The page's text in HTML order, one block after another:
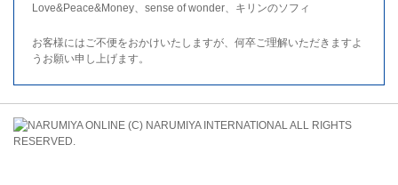
Love&Peace&Money、sense of wonder、キリンのソフィ
お客様にはご不便をおかけいたしますが、何卒ご理解いただきますよ
うお願い申し上げます。